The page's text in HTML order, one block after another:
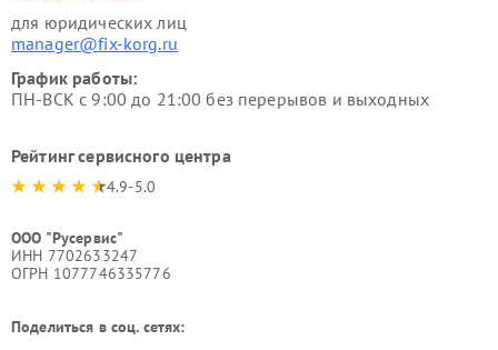
для юридических лиц
manager@fix-korg.ru
График работы:
ПН-ВСК с 9:00 до 21:00 без перерывов и выходных
Рейтинг сервисного центра
4.9-5.0
ООО "Русервис"
ИНН 7702633247
ОГРН 1077746335776
Поделиться в соц. сетях: